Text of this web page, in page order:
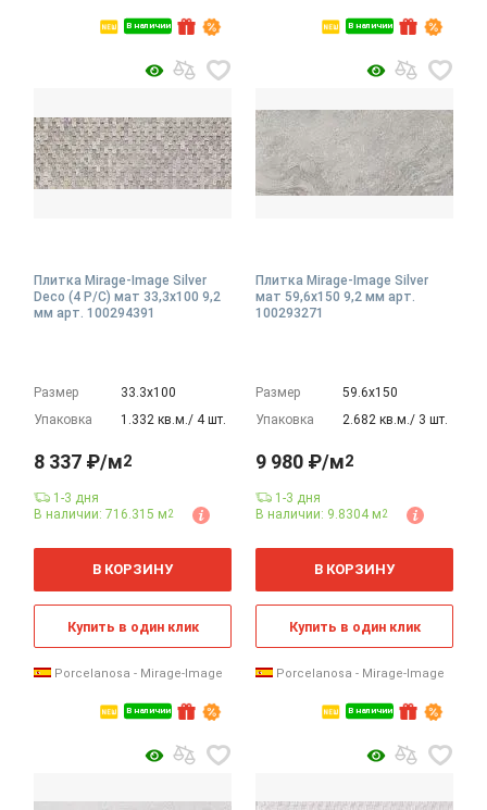
В наличии В наличии
Плитка Mirage-Image Silver
Deco (4 P/C) мат 33,3x100 9,2
мм арт. 100294391
Размер
33.3х100
Упаковка
1.332 кв.м./ 4 шт.
В наличии
8 337 ₽/м2
1-3 дня
В наличии: 716.315 м2
м
В КОРЗИНУ
Купить в один клик
Porcelanosa - Mirage-Image
Плитка Mirage-Image Silver
мат 59,6x150 9,2 мм арт.
100293271
Размер
59.6х150
Упаковка
2.682 кв.м./ 3 шт.
В наличии
9 980 ₽/м2
1-3 дня
В наличии: 9.8304 м2
м
В КОРЗИНУ
Купить в один клик
Porcelanosa - Mirage-Image